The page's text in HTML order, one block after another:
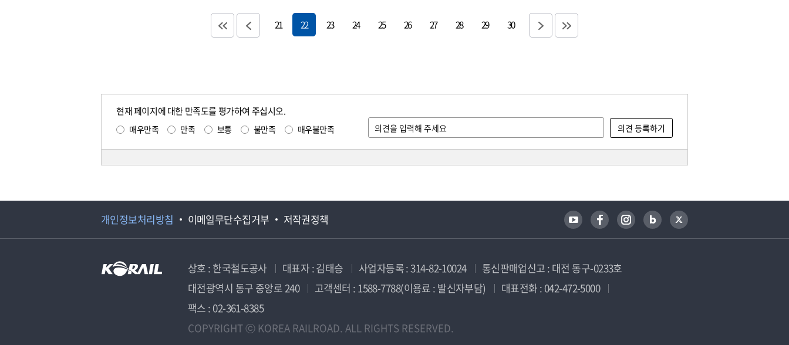
21 22 23 24 25 26 27 28 29 30
현재 페이지에 대한 만족도를 평가하여 주십시오.
매우만족 만족 보통 불만족 매우불만족
개인정보처리방침 이메일무단수집거부 저작권정책
상호 : 한국철도공사 대표자 : 김태승 사업자등록 : 314-82-10024
통신판매업신고 : 대전 동구-0233호
대전광역시 동구 중앙로 240
고객센터 : 1588-7788(이용료 : 발신자부담)
대표전화 : 042-472-5000
팩스 : 02-361-8385
COPYRIGHT ⓒ KOREA RAILROAD. ALL RIGHTS RESERVED.